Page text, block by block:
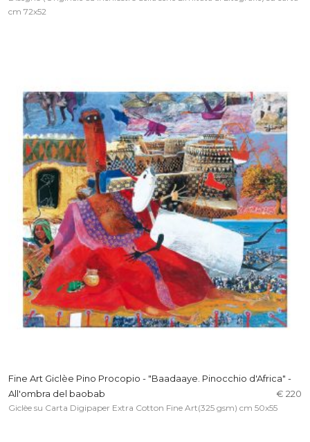
cm 72x52
Fine Art Giclèe Pino Procopio - "Baadaaye. Pinocchio d'Africa" -
All'ombra del baobab
€ 220
Giclèe su Carta Digipaper Extra Cotton Fine Art(325 gsm) cm 50x55